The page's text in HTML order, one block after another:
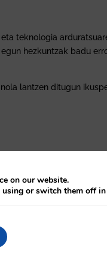
teknologia
hezkuntzak badu
lantzen ditugun
on our website.
using or switch them off in